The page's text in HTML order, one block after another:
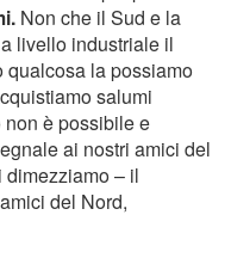
Non che il Sud e la
livello industriale il
qualcosa la possiamo
salumi
è possibile e
ai nostri amici del
dimezziamo – il
del Nord,